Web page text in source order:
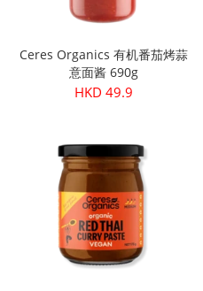
Ceres Organics 有机番茄烤蒜
意面酱 690g
HKD 49.9